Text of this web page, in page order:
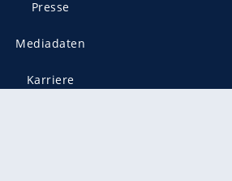
Presse
Mediadaten
Karriere